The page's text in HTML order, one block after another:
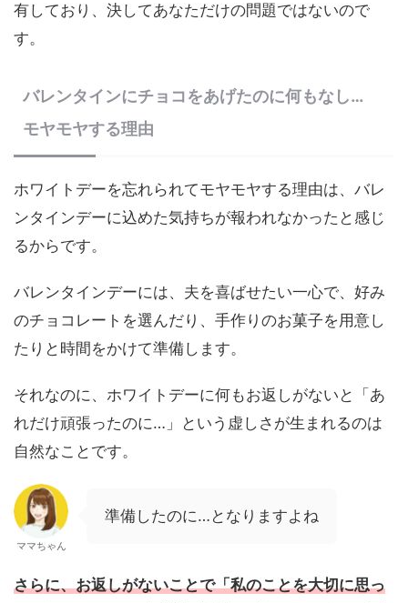
有しており、決してあなただけの問題ではないので
す。
バレンタインにチョコをあげたのに何もなし…
モヤモヤする理由
ホワイトデーを忘れられてモヤモヤする理由は、バレ
ンタインデーに込めた気持ちが報われなかったと感じ
るからです。
バレンタインデーには、夫を喜ばせたい一心で、好み
のチョコレートを選んだり、手作りのお菓子を用意し
たりと時間をかけて準備します。
それなのに、ホワイトデーに何もお返しがないと「あ
れだけ頑張ったのに…」という虚しさが生まれるのは
自然なことです。
ママちゃん
準備したのに…となりますよね
さらに、お返しがないことで「私のことを大切に思っ